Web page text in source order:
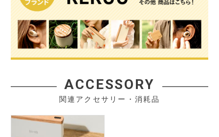
ACCESSORY
関連アクセサリー・消耗品